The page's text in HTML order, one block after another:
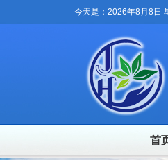
今天是：2026年8月8
首